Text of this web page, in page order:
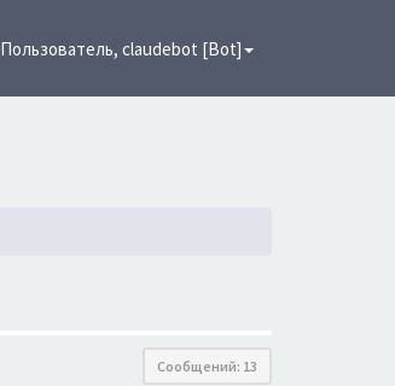
Пользователь, claudebot [Bot]
Сообщений: 13